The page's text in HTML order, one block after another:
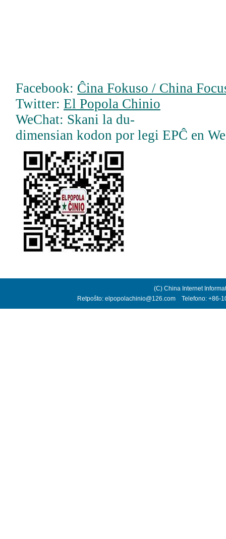
Facebook: Ĉina Fokuso / China
Twitter: El Popola Chinio
WeChat: Skani la du-
dimensian kodon por legi EPĈ en
(C) China Internet
Retpoŝto: elpopolachinio@126.com Telefono: +86-